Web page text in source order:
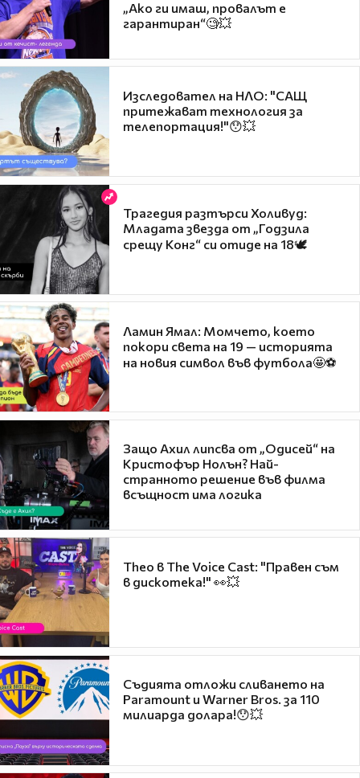
„Ако ги имаш, провалът е
гарантиран“🧐💥
Изследовател на НЛО: "САЩ
притежават технология за
телепортация!"😯💥
Трагедия разтърси Холивуд:
Младата звезда от „Годзила
срещу Конг“ си отиде на 18🕊️
Ламин Ямал: Момчето, което
покори света на 19 — историята
на новия символ във футбола🤩⚽
Защо Ахил липсва от „Одисей“ на
Кристофър Нолън? Най-
странното решение във филма
всъщност има логика
Theo в The Voice Cast: "Правен съм
в дискотека!" 👀💥
Съдията отложи сливането на
Paramount и Warner Bros. за 110
милиарда долара!😯💥